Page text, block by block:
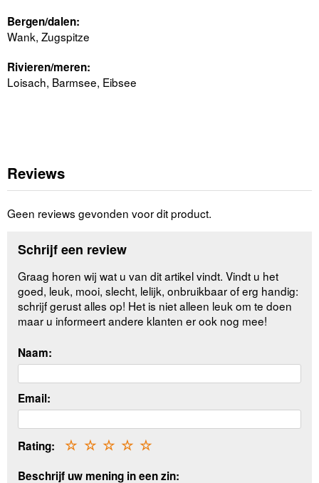
Bergen/dalen:
Wank, Zugspitze
Rivieren/meren:
Loisach, Barmsee, Eibsee
Reviews
Geen reviews gevonden voor dit product.
Schrijf een review
Graag horen wij wat u van dit artikel vindt. Vindt u het
goed, leuk, mooi, slecht, lelijk, onbruikbaar of erg handig:
schrijf gerust alles op! Het is niet alleen leuk om te doen
maar u informeert andere klanten er ook nog mee!
Naam:
Email:
Rating: ☆
☆
☆
☆
☆
Beschrijf uw mening in een zin: